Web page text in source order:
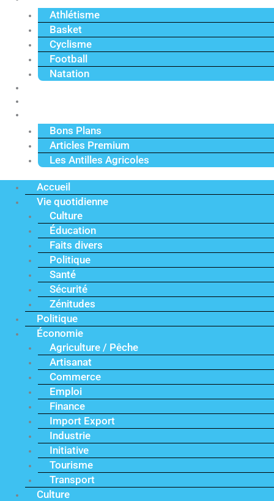
Athlétisme
Basket
Cyclisme
Football
Natation
Bons Plans
Articles Premium
Les Antilles Agricoles
Accueil
Vie quotidienne
Culture
Éducation
Faits divers
Politique
Santé
Sécurité
Zénitudes
Politique
Économie
Agriculture / Pêche
Artisanat
Commerce
Emploi
Finance
Import Export
Industrie
Initiative
Tourisme
Transport
Culture